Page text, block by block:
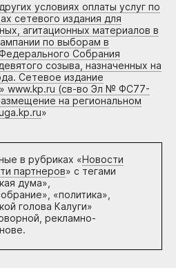
условиях оплаты услуг по
сетевого издания для
агитационных материалов в
по выборам в
Собрания
созыва, назначенных на
Сетевое издание
www.kp.ru (св-во Эл № ФС77-
на региональном
»
в рубриках «Новости
партнеров» с тегами
дума»,
«политика»,
голова Калуги»
рекламно-